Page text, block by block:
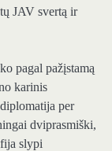
JAV svertą ir
pagal pažįstamą
karinis
per
dviprasmiški,
slypi